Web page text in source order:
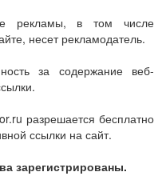
рекламы, в том числе
несет рекламодатель.
за содержание веб-
разрешается бесплатно
ссылки на сайт.
зарегистрированы.